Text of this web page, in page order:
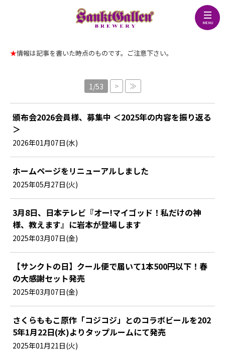
★情報は記事を書いた時点のものです。ご注意下さい。
1/53 > ≫
頒布会2026会員様、募集中 ＜2025年の内容を振り返る
＞
2026年01月07日(水)
ホームページをリニューアルしました
2025年05月27日(火)
3月8日、日本テレビ『オー!マイゴッド！私だけの神
様、教えます』に岩本が登場します
2025年03月07日(金)
【サンクトの日】クール便で届いて1本500円以下！春
の大感謝セット発売
2025年03月07日(金)
さくらももこ原作「コジコジ」とのコラボビールを202
5年1月22日(水)よりタップルームにて発売
2025年01月21日(火)